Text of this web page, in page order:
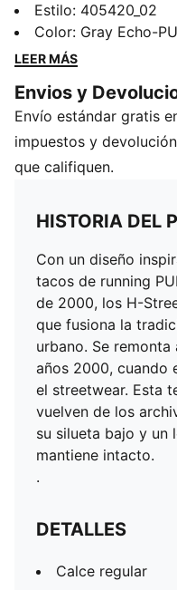
running PUMA
H-Street son un ícono
tradición del sprint con
atletismo se fusionó
temporada, los H-
su empeine ligero, su
que se mantiene intacto.
Puntera redondeada
Cierre con cordones
Tipo de talón: Plano
Lengüeta de ante
Suela: Goma
Estampado
Estilo: 405420_02
Color: Gray Echo-
LEER MÁS
Envios y
Envío estándar gratis
impuestos y
que califiquen.
HISTORIA DEL
Con un diseño
tacos de running
de 2000, los H-
que fusiona la
urbano. Se
años 2000, cuando
el streetwear. Esta
vuelven de los
su silueta bajo y un
mantiene intacto.
.
DETALLES
Calce regular